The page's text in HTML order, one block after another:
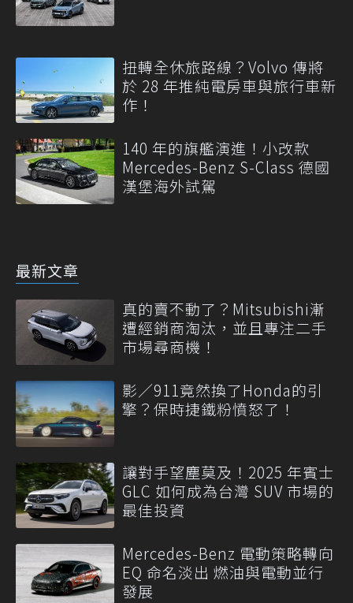
扭轉全休旅路線？Volvo 傳將
於 28 年推純電房車與旅行車新
作！
140 年的旗艦演進！小改款
Mercedes-Benz S-Class 德國
漢堡海外試駕
最新文章
真的賣不動了？Mitsubishi漸
遭經銷商淘汰，並且專注二手
市場尋商機！
影／911竟然換了Honda的引
擎？保時捷鐵粉憤怒了！
讓對手望塵莫及！2025 年賓士
GLC 如何成為台灣 SUV 市場的
最佳投資
Mercedes-Benz 電動策略轉向
EQ 命名淡出 燃油與電動並行
發展